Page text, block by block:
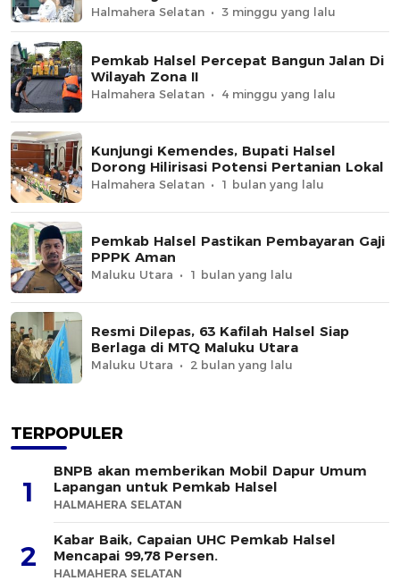
Selatan
Halmahera Selatan 3 minggu yang lalu
Pemkab Halsel Percepat Bangun Jalan Di
Wilayah Zona II
Halmahera Selatan 4 minggu yang lalu
Kunjungi Kemendes, Bupati Halsel
Dorong Hilirisasi Potensi Pertanian Lokal
Halmahera Selatan 1 bulan yang lalu
Pemkab Halsel Pastikan Pembayaran Gaji
PPPK Aman
Maluku Utara 1 bulan yang lalu
Resmi Dilepas, 63 Kafilah Halsel Siap
Berlaga di MTQ Maluku Utara
Maluku Utara 2 bulan yang lalu
TERPOPULER
1
BNPB akan memberikan Mobil Dapur Umum
Lapangan untuk Pemkab Halsel
HALMAHERA SELATAN
2
Kabar Baik, Capaian UHC Pemkab Halsel
Mencapai 99,78 Persen.
HALMAHERA SELATAN